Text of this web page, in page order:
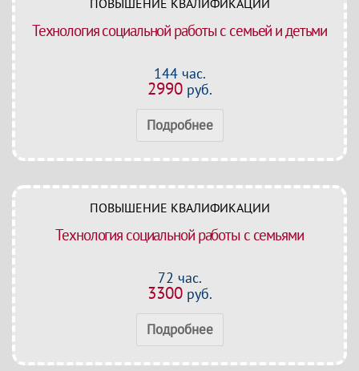
ПОВЫШЕНИЕ КВАЛИФИКАЦИИ
Технология социальной работы с семьей и детьми
144 час.
2990руб.
Подробнее
ПОВЫШЕНИЕ КВАЛИФИКАЦИИ
Технология социальной работы с семьями
72 час.
3300руб.
Подробнее